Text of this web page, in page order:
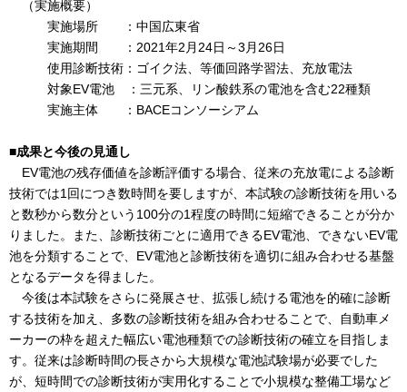
（実施概要）
実施場所 ：中国広東省
実施期間 ：2021年2月24日～3月26日
使用診断技術：ゴイク法、等価回路学習法、充放電法
対象EV電池 ：三元系、リン酸鉄系の電池を含む22種類
実施主体 ：BACEコンソーシアム
■成果と今後の見通し
EV電池の残存価値を診断評価する場合、従来の充放電による診断
技術では1回につき数時間を要しますが、本試験の診断技術を用いる
と数秒から数分という100分の1程度の時間に短縮できることが分か
りました。また、診断技術ごとに適用できるEV電池、できないEV電
池を分類することで、EV電池と診断技術を適切に組み合わせる基盤
となるデータを得ました。
今後は本試験をさらに発展させ、拡張し続ける電池を的確に診断
する技術を加え、多数の診断技術を組み合わせることで、自動車メ
ーカーの枠を超えた幅広い電池種類での診断技術の確立を目指しま
す。従来は診断時間の長さから大規模な電池試験場が必要でした
が、短時間での診断技術が実用化することで小規模な整備工場など